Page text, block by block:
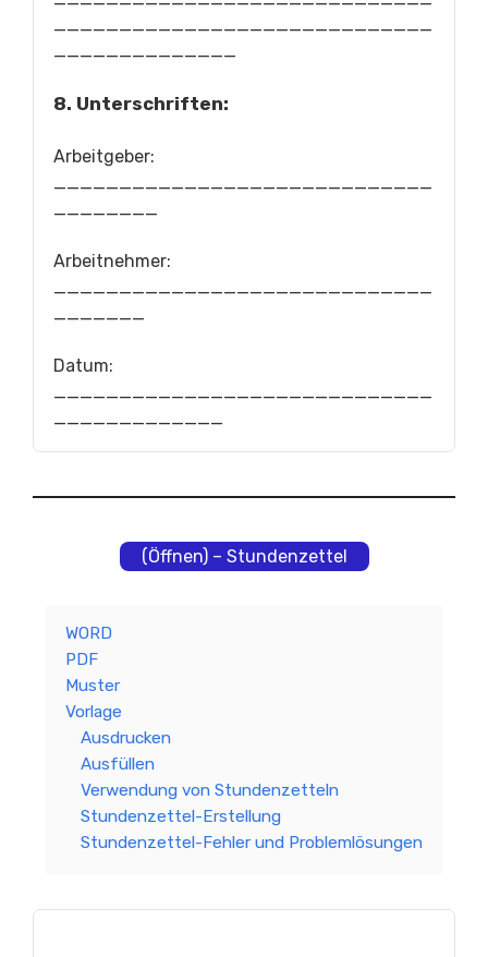
_____________________________
______________
8. Unterschriften:
Arbeitgeber:
_____________________________
________
Arbeitnehmer:
_____________________________
_______
Datum:
_____________________________
_____________
(Öffnen) – Stundenzettel
WORD
PDF
Muster
Vorlage
Ausdrucken
Ausfüllen
Verwendung von Stundenzetteln
Stundenzettel-Erstellung
Stundenzettel-Fehler und Problemlösungen